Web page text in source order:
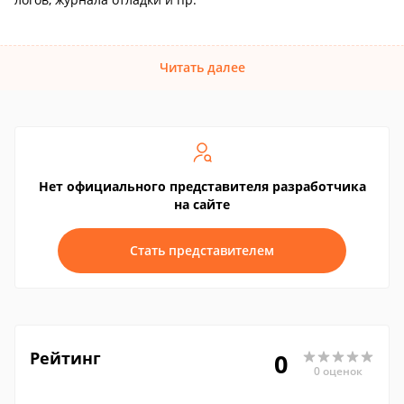
Читать далее
Нет официального представителя разработчика
на сайте
Стать представителем
Рейтинг 0 0 оценок